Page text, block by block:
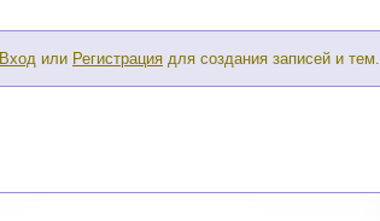
Вход или Регистрация для создания записей и тем.